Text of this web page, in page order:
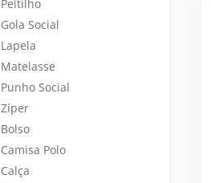
Peitilho
Gola Social
Lapela
Matelasse
Punho Social
Zíper
Bolso
Camisa Polo
Calça